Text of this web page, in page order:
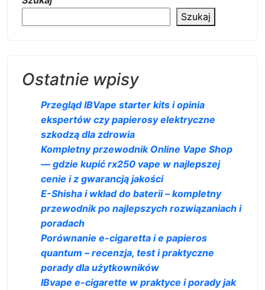
Szukaj
Ostatnie wpisy
Przegląd IBVape starter kits i opinia
ekspertów czy papierosy elektryczne
szkodzą dla zdrowia
Kompletny przewodnik Online Vape Shop
— gdzie kupić rx250 vape w najlepszej
cenie i z gwarancją jakości
E-Shisha i wkład do baterii – kompletny
przewodnik po najlepszych rozwiązaniach i
poradach
Porównanie e-cigaretta i e papieros
quantum – recenzja, test i praktyczne
porady dla użytkowników
IBvape e-cigarette w praktyce i porady jak